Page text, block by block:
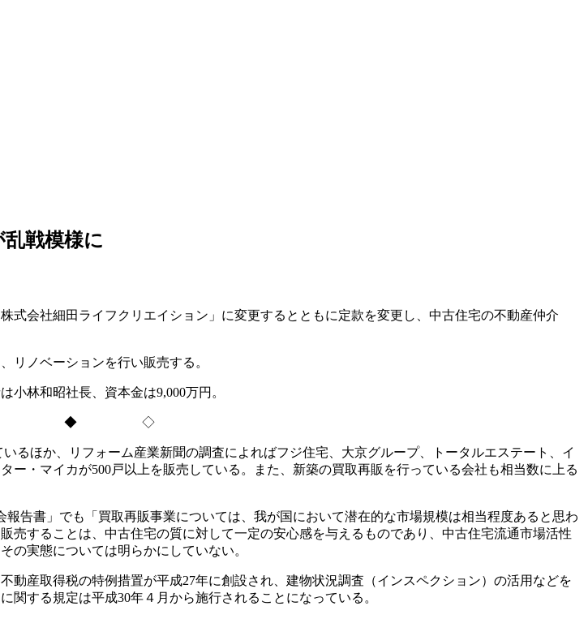
戦模様に
会社細田ライフクリエイション」に変更するとともに定款を変更し、中古住宅の不動産仲介
リノベーションを行い販売する。
林和昭社長、資本金は9,000万円。
◆ ◇
るほか、リフォーム産業新聞の調査によればフジ住宅、大京グループ、トータルエステート、イ
・マイカが500戸以上を販売している。また、新築の買取再販を行っている会社も相当数に上る
告書」でも「買取再販事業については、我が国において潜在的な市場規模は相当程度あると思わ
することは、中古住宅の質に対して一定の安心感を与えるものであり、中古住宅流通市場活性
の実態については明らかにしていない。
産取得税の特例措置が平成27年に創設され、建物状況調査（インスペクション）の活用などを
する規定は平成30年４月から施行されることになっている。